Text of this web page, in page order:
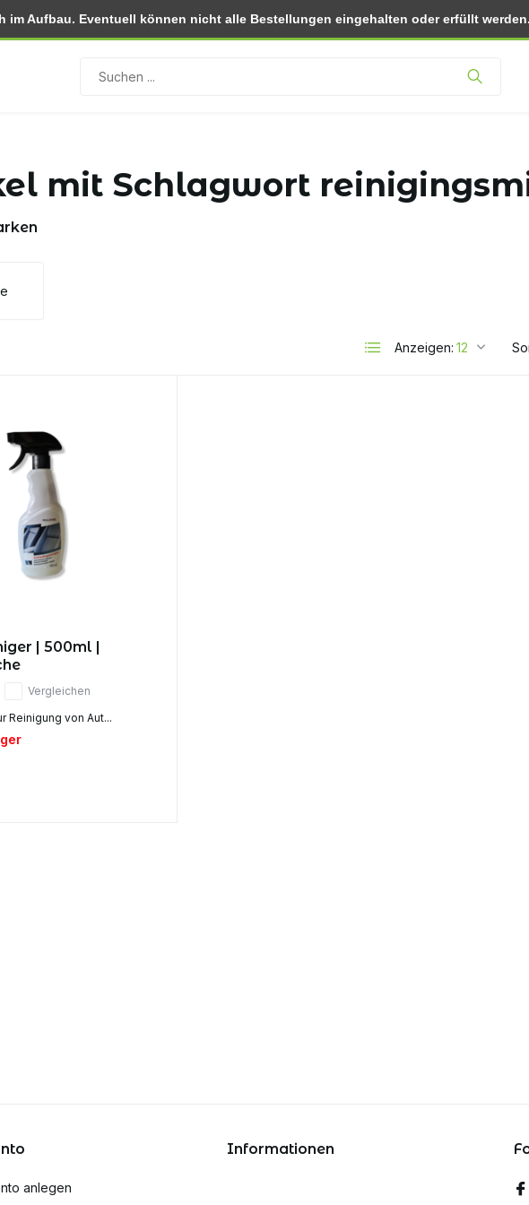
Rückgabe innerhalb von 30 Tagen
mit Schlagwort
Anzeigen:
| 500ml |
Vergleichen
Reinigung von Aut...
anlegen
Informationen
Aufbau. Eventuell können nicht alle Bestellungen eingehalten oder erfüllt werden.